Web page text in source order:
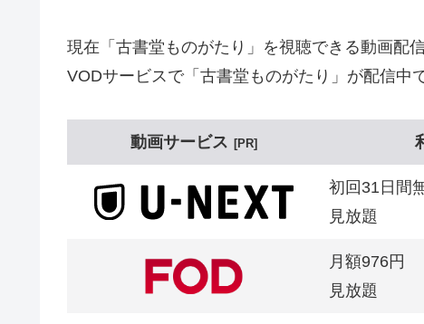
現在「古書堂ものがたり」を視聴できる動画配
VODサービスで「古書堂ものがたり」が配信中で
動画サービス PR
初回31日間
見放題
月額976円
見放題